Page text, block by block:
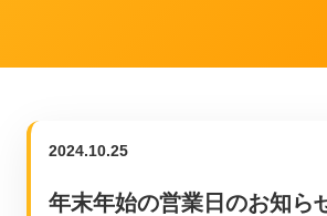
2024.10.25
年末年始の営業日のお知ら